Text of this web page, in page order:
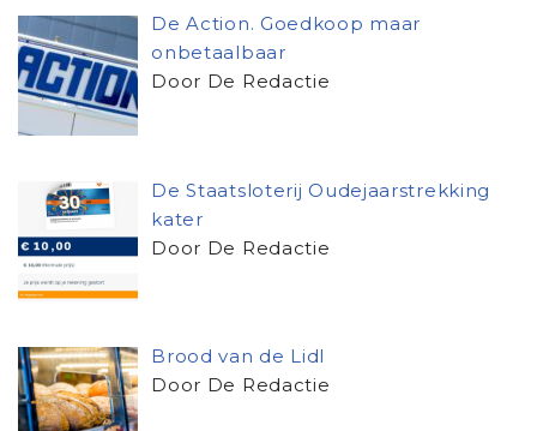
De Action. Goedkoop maar
onbetaalbaar
Door De Redactie
De Staatsloterij Oudejaarstrekking
kater
Door De Redactie
Brood van de Lidl
Door De Redactie